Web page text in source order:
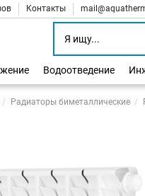
Контакты
Водоотведение
Радиаторы биметаллические